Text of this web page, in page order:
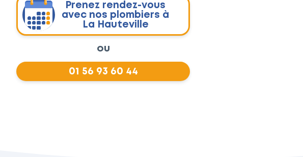
Prenez rendez-vous
avec nos plombiers à
La Hauteville
ou
01 56 93 60 44